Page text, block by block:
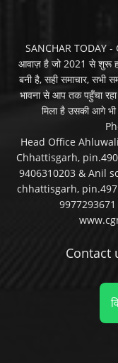
SANCHAR TODAY -
आवाज़ है जो 2021 से शुरू
बनी है, सही समाचार, सभी
भावना से आप तक पहुँचा
मिला है उसकी आगे
Head Office
Chhattisgarh,
9406310203 & Anil
chhattisgarh,
Contact